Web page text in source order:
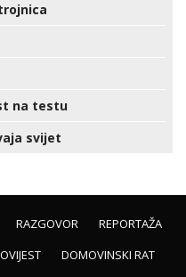
na testu
svijet
RAZGOVOR
REPORTAŽA
DOMOVINSKI RAT